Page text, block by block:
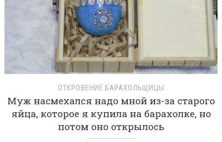
ОТКРОВЕНИЕ БАРАХОЛЬЩИЦЫ
Муж насмехался надо мной из-за старого
яйца, которое я купила на барахолке, но
потом оно открылось